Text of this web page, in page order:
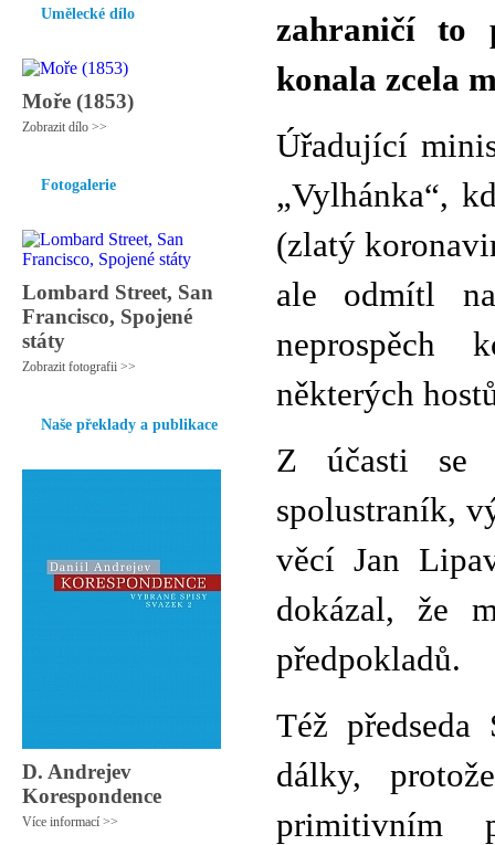
Umělecké dílo
Moře (1853)
Zobrazit dílo >>
Fotogalerie
Lombard Street, San
Francisco, Spojené
státy
Zobrazit fotografii >>
Naše překlady a publikace
D. Andrejev
Korespondence
Více informací >>
zahraničí to
konala zcela
Úřadující
„Vylhánka“,
(zlatý
ale odmítl
neprospěch
některých
Z účasti se
spolustraník,
věcí Jan
dokázal, že
předpokladů.
Též
dálky,
primitivním